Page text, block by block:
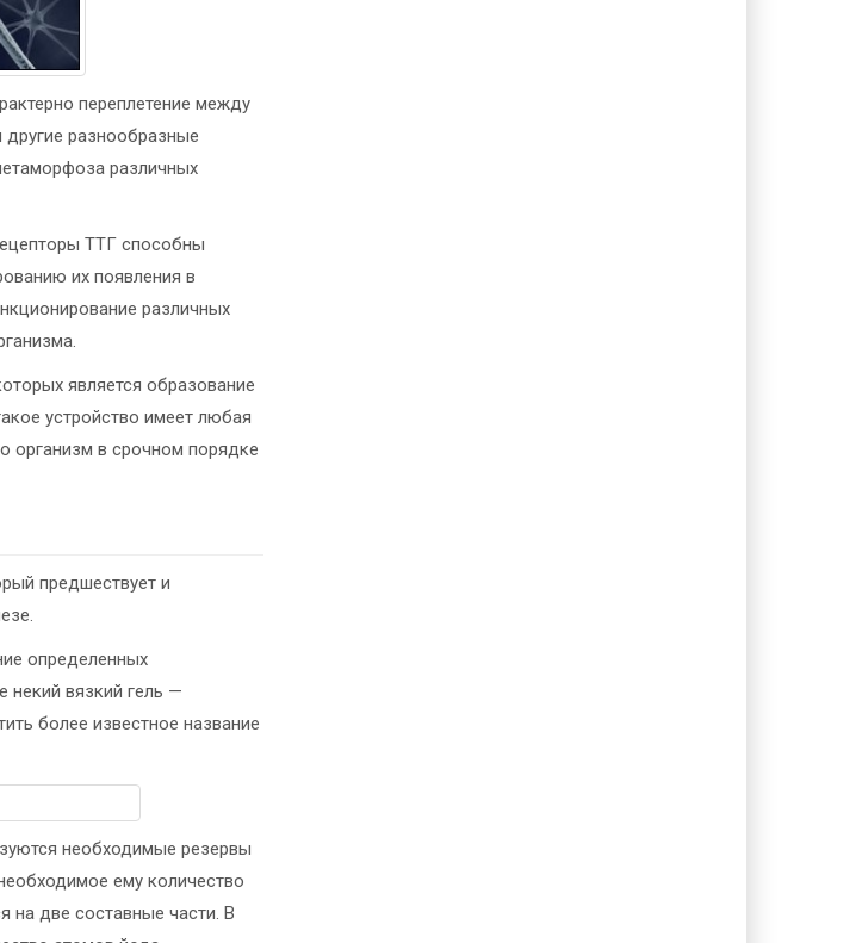
переплетение между
разнообразные
различных
ТТГ способны
их появления в
различных
является образование
устройство имеет любая
организм в срочном порядке
предшествует и
определенных
вязкий гель —
более известное название
необходимые резервы
ему количество
на две составные части. В